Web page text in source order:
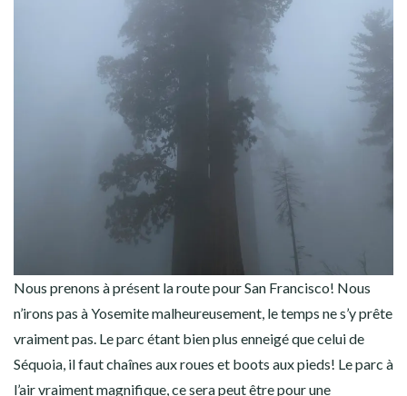
Nous prenons à présent la route pour San Francisco! Nous
n’irons pas à Yosemite malheureusement, le temps ne s’y prête
vraiment pas. Le parc étant bien plus enneigé que celui de
Séquoia, il faut chaînes aux roues et boots aux pieds! Le parc à
l’air vraiment magnifique, ce sera peut être pour une